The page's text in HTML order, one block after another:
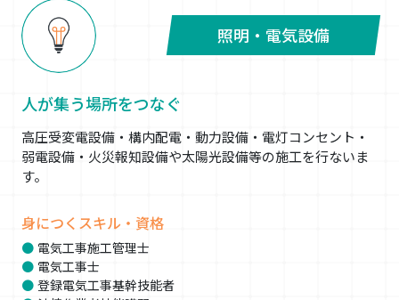
照明・電気設備
人が集う場所をつなぐ
高圧受変電設備・構内配電・動力設備・電灯コンセント・
弱電設備・火災報知設備や太陽光設備等の施工を行ないま
す。
身につくスキル・資格
電気工事施工管理士
電気工事士
登録電気工事基幹技能者